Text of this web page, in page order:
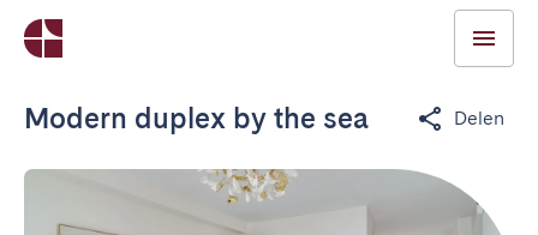
Modern duplex by the sea Delen